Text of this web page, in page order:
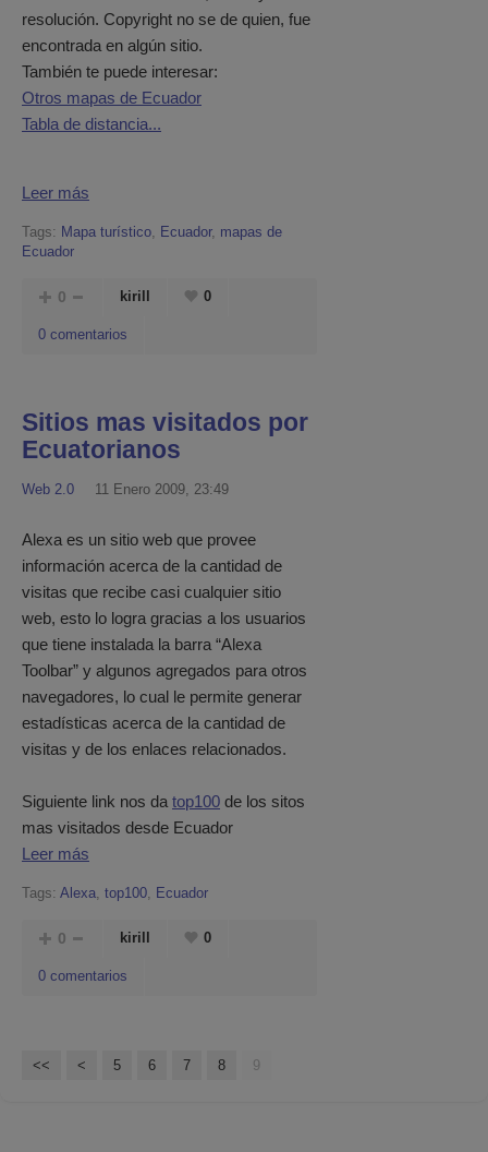
resolución. Copyright no se de quien, fue
encontrada en algún sitio.
También te puede interesar:
Otros mapas de Ecuador
Tabla de distancia...
Leer más
Tags: Mapa turístico, Ecuador, mapas de
Ecuador
0 kirill 0
0 comentarios
Sitios mas visitados por
Ecuatorianos
Web 2.0 11 Enero 2009, 23:49
Alexa es un sitio web que provee
información acerca de la cantidad de
visitas que recibe casi cualquier sitio
web, esto lo logra gracias a los usuarios
que tiene instalada la barra “Alexa
Toolbar” y algunos agregados para otros
navegadores, lo cual le permite generar
estadísticas acerca de la cantidad de
visitas y de los enlaces relacionados.
Siguiente link nos da top100 de los sitos
mas visitados desde Ecuador
Leer más
Tags: Alexa, top100, Ecuador
0 kirill 0
0 comentarios
<< < 5 6 7 8 9